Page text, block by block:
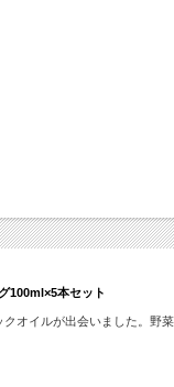
100ml×5本セット
オイルが出会いました。野